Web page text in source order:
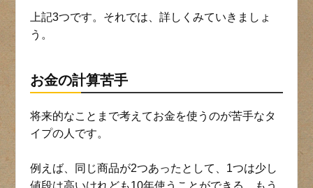
上記3つです。それでは、詳しくみていきましょ
う。
お金の計算苦手
将来的なことまで考えてお金を使うのが苦手なタ
イプの人です。
例えば、同じ商品が2つあったとして、1つは少し
値段は高いけれども10年使うことができる、もう